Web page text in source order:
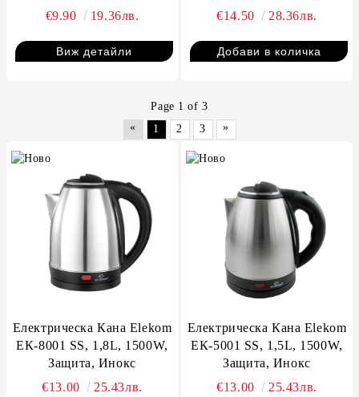
чаши, 200мл,
€9.90 19.36лв.
Виж детайли
Топлоизолиран корпус
€14.50 28.36лв.
Page 1 of 3
«
1 2 3 »
Електрическа Кана Elekom
ЕК-8001 SS, 1,8L, 1500W,
Защита, Инокс
€13.00
25.43лв.
Електрическа Кана Elekom
ЕК-5001 SS, 1,5L, 1500W,
Защита, Инокс
€13.00
25.43лв.